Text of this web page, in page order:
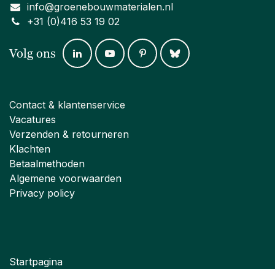
info@groenebouwmaterialen.nl
+31 (0)416 53 19 02
Volg ons
Contact & klantenservice
Vacatures
Verzenden & retourneren
Klachten
Betaalmethoden
Algemene voorwaarden
Privacy policy
Startpagina